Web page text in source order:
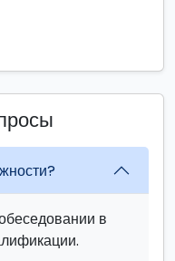
в